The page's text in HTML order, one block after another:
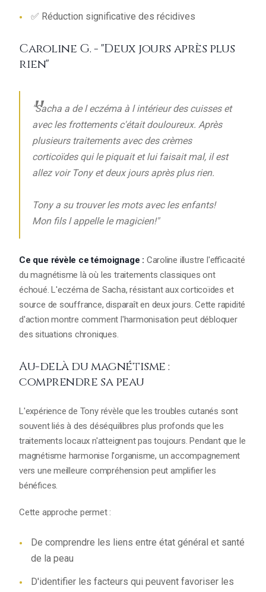
✅ Réduction significative des récidives
Caroline G. - "Deux jours après plus
rien"
"Sacha a de l eczéma à l intérieur des cuisses et
avec les frottements c'était douloureux. Après
plusieurs traitements avec des crèmes
corticoïdes qui le piquait et lui faisait mal, il est
allez voir Tony et deux jours après plus rien.
Tony a su trouver les mots avec les enfants!
Mon fils l appelle le magicien!"
Ce que révèle ce témoignage : Caroline illustre l'efficacité
du magnétisme là où les traitements classiques ont
échoué. L'eczéma de Sacha, résistant aux corticoïdes et
source de souffrance, disparaît en deux jours. Cette rapidité
d'action montre comment l'harmonisation peut débloquer
des situations chroniques.
Au-delà du magnétisme :
comprendre sa peau
L'expérience de Tony révèle que les troubles cutanés sont
souvent liés à des déséquilibres plus profonds que les
traitements locaux n'atteignent pas toujours. Pendant que le
magnétisme harmonise l'organisme, un accompagnement
vers une meilleure compréhension peut amplifier les
bénéfices.
Cette approche permet :
De comprendre les liens entre état général et santé
de la peau
D'identifier les facteurs qui peuvent favoriser les